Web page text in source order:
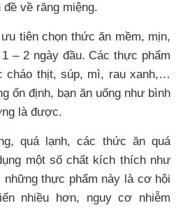
về răng miệng.
tiên chọn thức ăn mềm, mịn,
– 2 ngày đầu. Các thực phẩm
cháo thịt, súp, mì, rau xanh,…
ổn định, bạn ăn uống như bình
là được.
quá lạnh, các thức ăn quá
một số chất kích thích như
thực phẩm này là cơ hội
nhiều hơn, nguy cơ nhiễm